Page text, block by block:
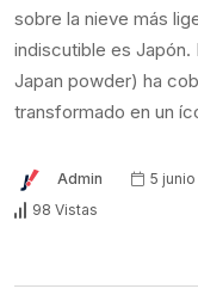
sobre la nieve más
indiscutible es Japón.
Japan powder) ha
transformado en un
Admin 5
98 Vistas